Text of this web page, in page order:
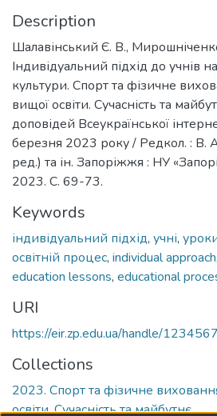
Description
Шалавінський Є. В.,
Індивідуальний підхід до учнів
культури. Спорт та фізичне
вищої освіти. Сучасність та
доповідей Всеукраїнської
березня 2023 року / Редкол. : В.
ред.) та ін. Запоріжжя : НУ
2023. С. 69-73.
Keywords
індивідуальний підхід, учні,
освітній процес, individual approach,
education lessons, educational
URI
https://eir.zp.edu.ua/handle/
Collections
2023. Спорт та фізичне
освіти. Сучасність та майбутнє